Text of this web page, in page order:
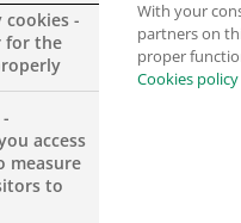
economica del
le
cookies -
for the
access
measure
to
With your
partners on
proper
Cookies policy